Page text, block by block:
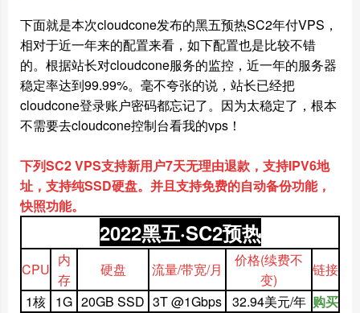
下面就是本次cloudcone发布的黑五预热SC2年付VPS，
相对于近一年来的配置来看，如下配置也是比较不错
的。根据站长对cloudcone服务的监控，近一年的服务器
稳定率达到99.99%。毫不夸张的说，站长已经把
cloudcone登录账户密码都忘记了。因为太稳定了，根本
不需要去cloudcone控制台看我的vps！
下列SC2 VPS支持新用户7天无理由退款，支持IPV6地
址，支持纯SSD硬盘。并且支持免费的自动备份功能，
快照功能。
2022黑五·SC2预热
CPU
内
存
硬盘 流量/带宽/月
价格(续费不
变)
链接
1核 1G 20GB SSD 3T @1Gbps 32.94美元/年 购买